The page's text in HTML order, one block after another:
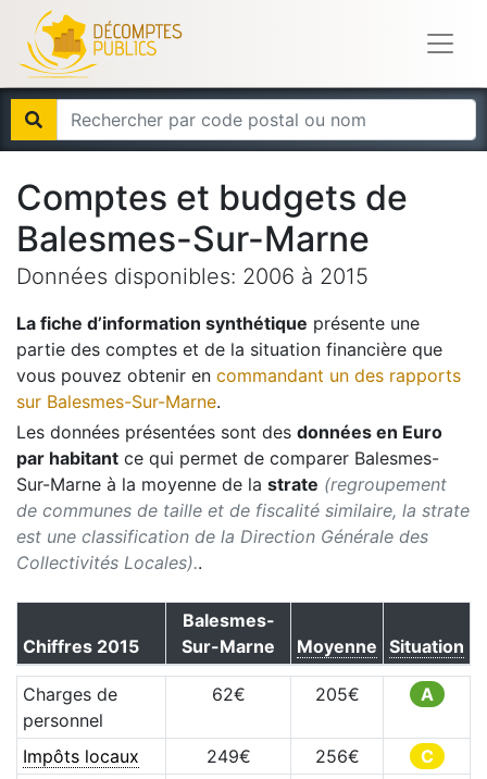
Comptes et budgets de
Balesmes-Sur-Marne
Données disponibles: 2006 à 2015
La fiche d’information synthétique présente une
partie des comptes et de la situation financière que
vous pouvez obtenir en commandant un des rapports
sur Balesmes-Sur-Marne.
Les données présentées sont des données en Euro
par habitant ce qui permet de comparer Balesmes-
Sur-Marne à la moyenne de la strate (regroupement
de communes de taille et de fiscalité similaire, la strate
est une classification de la Direction Générale des
Collectivités Locales)..
Chiffres 2015
Balesmes-
Sur-Marne
Moyenne Situation
Charges de
personnel
62€ 205€ A
Impôts locaux 249€ 256€
C